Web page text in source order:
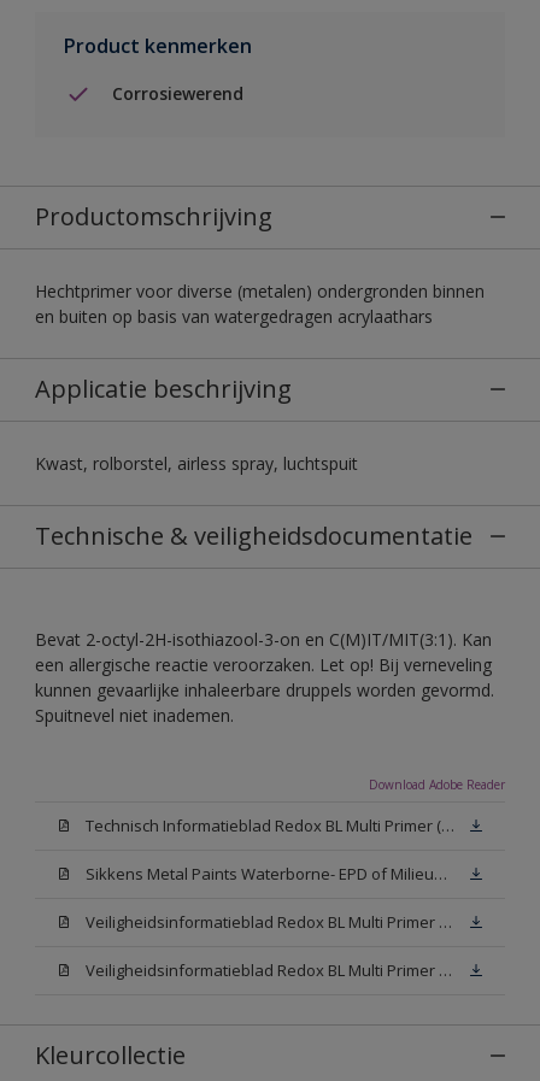
Product kenmerken
Corrosiewerend
Productomschrijving
Hechtprimer voor diverse (metalen) ondergronden binnen
en buiten op basis van watergedragen acrylaathars
Applicatie beschrijving
Kwast, rolborstel, airless spray, luchtspuit
Technische & veiligheidsdocumentatie
Bevat 2-octyl-2H-isothiazool-3-on en C(M)IT/MIT(3:1). Kan
een allergische reactie veroorzaken. Let op! Bij verneveling
kunnen gevaarlijke inhaleerbare druppels worden gevormd.
Spuitnevel niet inademen.
Download Adobe Reader
Technisch Informatieblad Redox BL Multi Primer (PDF)
Sikkens Metal Paints Waterborne- EPD of Milieuproductverklaring
Veiligheidsinformatieblad Redox BL Multi Primer W05 (MSDS)
Veiligheidsinformatieblad Redox BL Multi Primer N00 (MSDS)
Kleurcollectie